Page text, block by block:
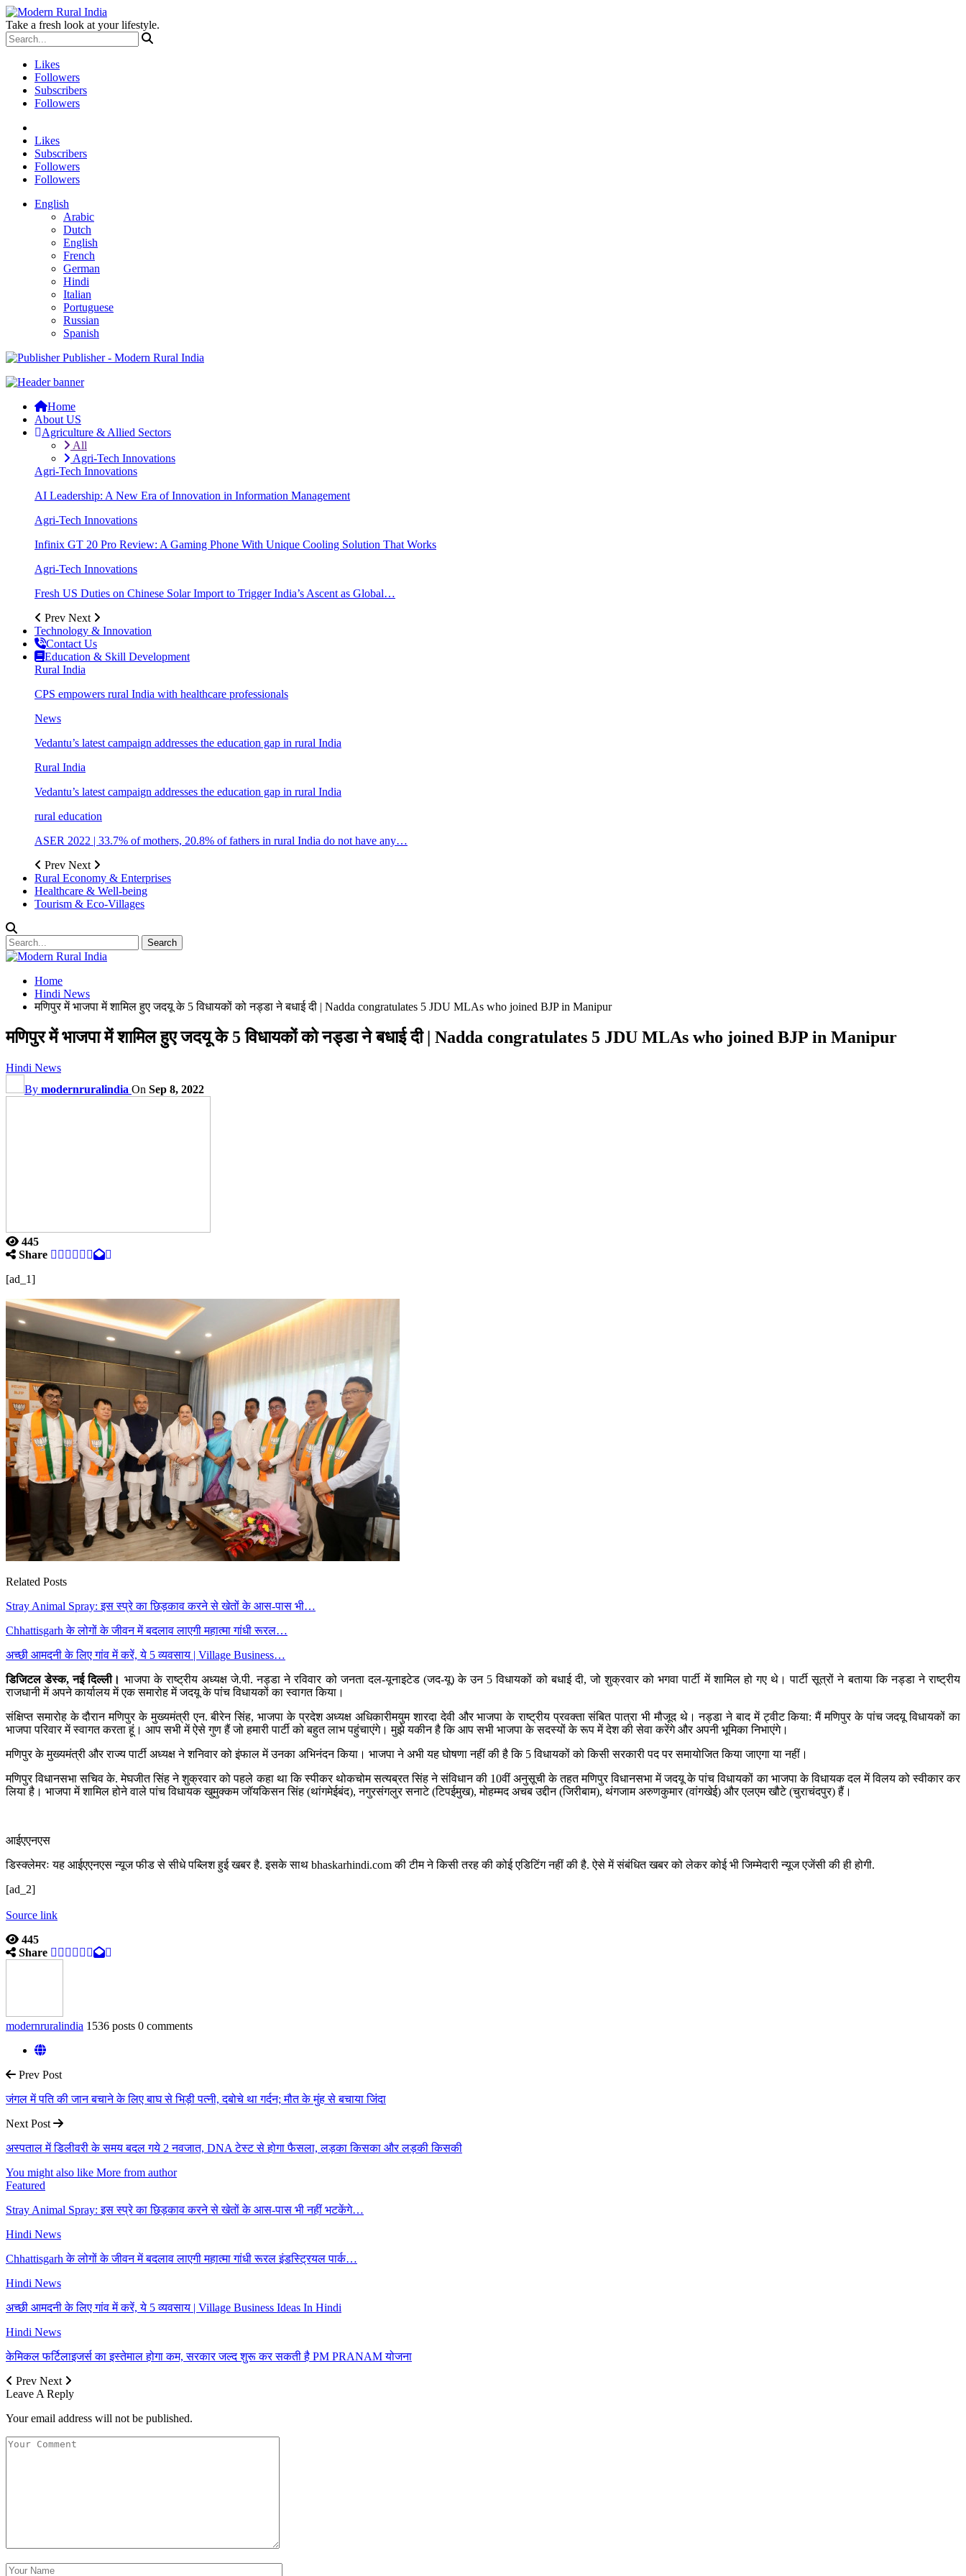
Take a fresh look at your lifestyle.
Likes
Followers
Subscribers
Followers
Likes
Subscribers
Followers
Followers
English
Arabic
Dutch
English
French
German
Hindi
Italian
Portuguese
Russian
Spanish
Publisher - Modern Rural India
Home
About US
Agriculture & Allied Sectors
All
Agri-Tech Innovations
Agri-Tech Innovations
AI Leadership: A New Era of Innovation in Information Management
Agri-Tech Innovations
Infinix GT 20 Pro Review: A Gaming Phone With Unique Cooling Solution That Works
Agri-Tech Innovations
Fresh US Duties on Chinese Solar Import to Trigger India’s Ascent as Global…
Prev Next
Technology & Innovation
Contact Us
Education & Skill Development
Rural India
CPS empowers rural India with healthcare professionals
News
Vedantu’s latest campaign addresses the education gap in rural India
Rural India
Vedantu’s latest campaign addresses the education gap in rural India
rural education
ASER 2022 | 33.7% of mothers, 20.8% of fathers in rural India do not have any…
Prev Next
Rural Economy & Enterprises
Healthcare & Well-being
Tourism & Eco-Villages
Home
Hindi News
मणिपुर में भाजपा में शामिल हुए जदयू के 5 विधायकों को नड्डा ने बधाई दी | Nadda congratulates 5 JDU MLAs who joined BJP in Manipur
मणिपुर में भाजपा में शामिल हुए जदयू के 5 विधायकों को नड्डा ने बधाई दी | Nadda congratulates 5 JDU MLAs who joined BJP in Manipur
Hindi News
By modernruralindia On Sep 8, 2022
445
Share
[ad_1]
Related Posts
Stray Animal Spray: इस स्प्रे का छिड़काव करने से खेतों के आस-पास भी…
Chhattisgarh के लोगों के जीवन में बदलाव लाएगी महात्मा गांधी रूरल…
अच्छी आमदनी के लिए गांव में करें, ये 5 व्यवसाय | Village Business…
डिजिटल डेस्क, नई दिल्ली। भाजपा के राष्ट्रीय अध्यक्ष जे.पी. नड्डा ने रविवार को जनता दल-यूनाइटेड (जद-यू) के उन 5 विधायकों को बधाई दी, जो शुक्रवार को भगवा पार्टी में शामिल हो गए थे। पार्टी सूत्रों ने बताया कि नड्डा ने राष्ट्रीय
राजधानी में अपने कार्यालय में एक समारोह में जदयू के पांच विधायकों का स्वागत किया।
संक्षिप्त समारोह के दौरान मणिपुर के मुख्यमंत्री एन. बीरेन सिंह, भाजपा के प्रदेश अध्यक्ष अधिकारीमयुम शारदा देवी और भाजपा के राष्ट्रीय प्रवक्ता संबित पात्रा भी मौजूद थे। नड्डा ने बाद में ट्वीट किया: मैं मणिपुर के पांच जदयू विधायकों का
भाजपा परिवार में स्वागत करता हूं। आप सभी में ऐसे गुण हैं जो हमारी पार्टी को बहुत लाभ पहुंचाएंगे। मुझे यकीन है कि आप सभी भाजपा के सदस्यों के रूप में देश की सेवा करेंगे और अपनी भूमिका निभाएंगे।
मणिपुर के मुख्यमंत्री और राज्य पार्टी अध्यक्ष ने शनिवार को इंफाल में उनका अभिनंदन किया। भाजपा ने अभी यह घोषणा नहीं की है कि 5 विधायकों को किसी सरकारी पद पर समायोजित किया जाएगा या नहीं।
मणिपुर विधानसभा सचिव के. मेघजीत सिंह ने शुक्रवार को पहले कहा था कि स्पीकर थोकचोम सत्यब्रत सिंह ने संविधान की 10वीं अनुसूची के तहत मणिपुर विधानसभा में जदयू के पांच विधायकों का भाजपा के विधायक दल में विलय को स्वीकार कर
लिया है। भाजपा में शामिल होने वाले पांच विधायक खुमुक्कम जॉयकिसन सिंह (थांगमेईबंद), नगुरसंगलुर सनाटे (टिपईमुख), मोहम्मद अचब उद्दीन (जिरीबाम), थंगजाम अरुणकुमार (वांगखेई) और एलएम खौटे (चुराचंदपुर) हैं।
आईएएनएस
डिस्क्लेमरः यह आईएएनएस न्यूज फीड से सीधे पब्लिश हुई खबर है. इसके साथ bhaskarhindi.com की टीम ने किसी तरह की कोई एडिटिंग नहीं की है. ऐसे में संबंधित खबर को लेकर कोई भी जिम्मेदारी न्यूज एजेंसी की ही होगी.
[ad_2]
Source link
445
Share
modernruralindia 1536 posts 0 comments
Prev Post
जंगल में पति की जान बचाने के लिए बाघ से भिड़ी पत्नी, दबोचे था गर्दन; मौत के मुंह से बचाया जिंदा
Next Post
अस्पताल में डिलीवरी के समय बदल गये 2 नवजात, DNA टेस्ट से होगा फैसला, लड़का किसका और लड़की किसकी
You might also like More from author
Featured
Stray Animal Spray: इस स्प्रे का छिड़काव करने से खेतों के आस-पास भी नहीं भटकेंगे…
Hindi News
Chhattisgarh के लोगों के जीवन में बदलाव लाएगी महात्मा गांधी रूरल इंडस्ट्रियल पार्क…
Hindi News
अच्छी आमदनी के लिए गांव में करें, ये 5 व्यवसाय | Village Business Ideas In Hindi
Hindi News
केमिकल फर्टिलाइजर्स का इस्तेमाल होगा कम, सरकार जल्द शुरू कर सकती है PM PRANAM योजना
Prev Next
Leave A Reply
Your email address will not be published.